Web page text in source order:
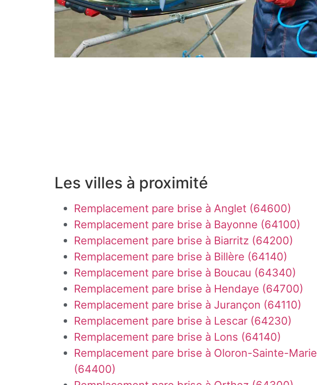
Les villes à proximité
Remplacement pare brise à Anglet (64600)
Remplacement pare brise à Bayonne (64100)
Remplacement pare brise à Biarritz (64200)
Remplacement pare brise à Billère (64140)
Remplacement pare brise à Boucau (64340)
Remplacement pare brise à Hendaye (64700)
Remplacement pare brise à Jurançon (64110)
Remplacement pare brise à Lescar (64230)
Remplacement pare brise à Lons (64140)
Remplacement pare brise à Oloron-Sainte-Marie
(64400)